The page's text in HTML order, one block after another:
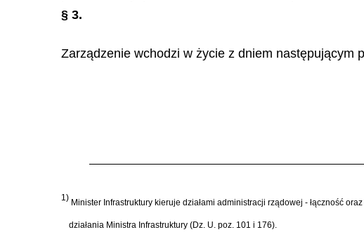
§ 3.
Zarządzenie wchodzi w życie z dniem następującym
1) Minister Infrastruktury kieruje działami administracji rządowej - łączność
działania Ministra Infrastruktury (Dz. U. poz. 101 i 176).